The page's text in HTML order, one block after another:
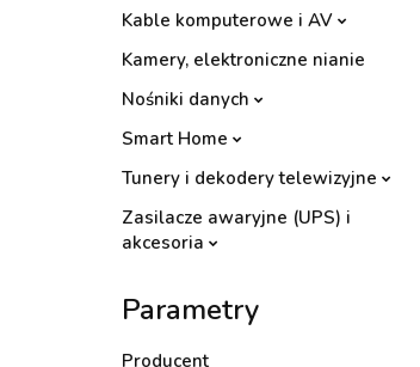
Kable komputerowe i AV
Kamery, elektroniczne nianie
Nośniki danych
Smart Home
Tunery i dekodery telewizyjne
Zasilacze awaryjne (UPS) i
akcesoria
Parametry
Producent